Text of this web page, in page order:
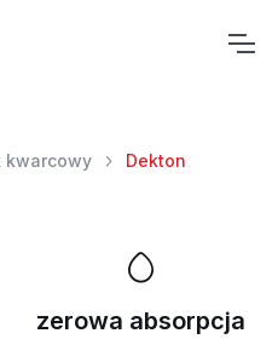
kwarcowy Dekton
zerowa absorpcja